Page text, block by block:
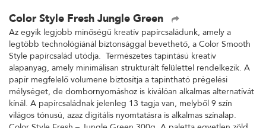
Color Style Fresh Jungle Green
Az egyik legjobb minőségű kreatív papírcsaládunk, amely a
legtöbb technológiánál biztonsággal bevethető, a Color Smooth
Style papírcsalád utódja. Természetes tapintású kreatív
alapanyag, amely minimálisan strukturált felülettel rendelkezik. A
papír megfelelő volumene biztosítja a tapintható prégelési
mélységet, de dombornyomáshoz is kiválóan alkalmas alternatívát
kínál. A papírcsaládnak jelenleg 13 tagja van, melyből 9 szín
világos tónusú, azaz digitális nyomtatásra is alkalmas színalap.